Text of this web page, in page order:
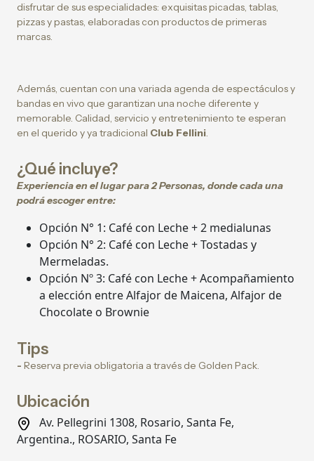
disfrutar de sus especialidades: exquisitas picadas, tablas,
pizzas y pastas, elaboradas con productos de primeras
marcas.
Además, cuentan con una variada agenda de espectáculos y
bandas en vivo que garantizan una noche diferente y
memorable. Calidad, servicio y entretenimiento te esperan
en el querido y ya tradicional Club Fellini.
¿Qué incluye?
Experiencia en el lugar para 2 Personas, donde cada una
podrá escoger entre:
Opción N° 1: Café con Leche + 2 medialunas
Opción N° 2: Café con Leche + Tostadas y
Mermeladas.
Opción Nº 3: Café con Leche + Acompañamiento
a elección entre Alfajor de Maicena, Alfajor de
Chocolate o Brownie
Tips
- Reserva previa obligatoria a través de Golden Pack.
Ubicación
Av. Pellegrini 1308, Rosario, Santa Fe,
Argentina., ROSARIO, Santa Fe